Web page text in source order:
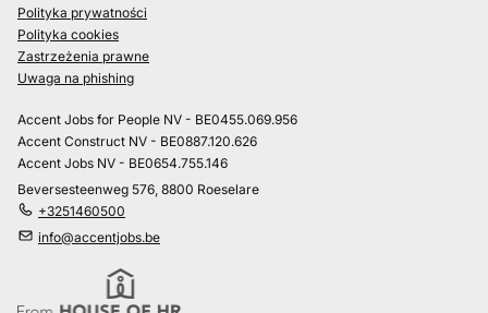
Polityka prywatności
Polityka cookies
Zastrzeżenia prawne
Uwaga na phishing
Accent Jobs for People NV - BE0455.069.956
Accent Construct NV - BE0887.120.626
Accent Jobs NV - BE0654.755.146
Beversesteenweg 576, 8800 Roeselare
+3251460500
info@accentjobs.be